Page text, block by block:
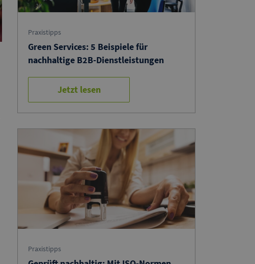
Praxistipps
Green Services: 5 Beispiele für
nachhaltige B2B-Dienstleistungen
Jetzt lesen
Praxistipps